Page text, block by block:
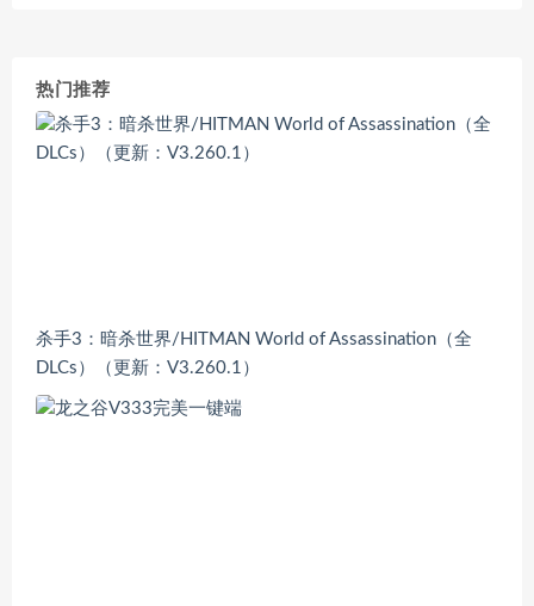
热门推荐
杀手3：暗杀世界/HITMAN World of Assassination（全
DLCs）（更新：V3.260.1）